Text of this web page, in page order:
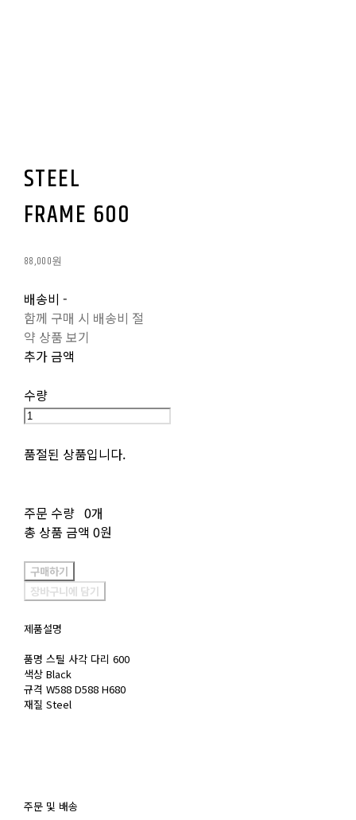
STEEL
FRAME 600
88,000원
배송비 -
함께 구매 시 배송비 절
약 상품 보기
추가 금액
수량
품절된 상품입니다.
주문 수량 0개
총 상품 금액 0원
구매하기
장바구니에 담기
제품설명
품명 스틸 사각 다리 600
색상 Black
규격 W588 D588 H680
재질 Steel
주문 및 배송